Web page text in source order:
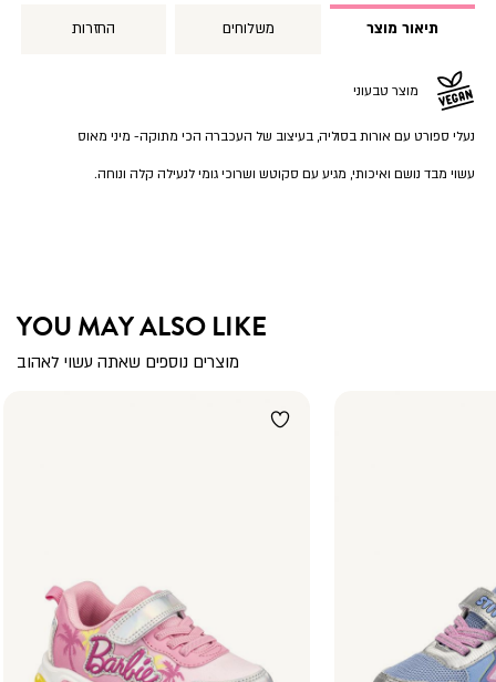
תיאור מוצר משלוחים החזרות
מוצר טבעוני
נעלי ספורט עם אורות בסוליה, בעיצוב של העכברה הכי מתוקה- מיני מאוס
עשוי מבד נושם ואיכותי, מגיע עם סקוטש ושרוכי גומי לנעילה קלה ונוחה.
YOU MAY ALSO LIKE
מוצרים נוספים שאתה עשוי לאהוב